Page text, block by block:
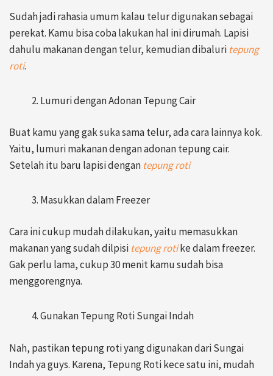
Sudah jadi rahasia umum kalau telur digunakan sebagai
perekat. Kamu bisa coba lakukan hal ini dirumah. Lapisi
dahulu makanan dengan telur, kemudian dibaluri tepung
roti.
Lumuri dengan Adonan Tepung Cair
Buat kamu yang gak suka sama telur, ada cara lainnya kok.
Yaitu, lumuri makanan dengan adonan tepung cair.
Setelah itu baru lapisi dengan tepung roti
Masukkan dalam Freezer
Cara ini cukup mudah dilakukan, yaitu memasukkan
makanan yang sudah dilpisi tepung rotike dalam freezer.
Gak perlu lama, cukup 30 menit kamu sudah bisa
menggorengnya.
Gunakan Tepung Roti Sungai Indah
Nah, pastikan tepung roti yang digunakan dari Sungai
Indah ya guys. Karena, Tepung Roti kece satu ini, mudah